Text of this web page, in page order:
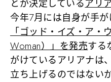
とが決定しているアリ
今年7月には自身が手
「ゴッド・イズ・ア・
Woman）」を発売する
がけているアリアナは
立ち上げるのではない